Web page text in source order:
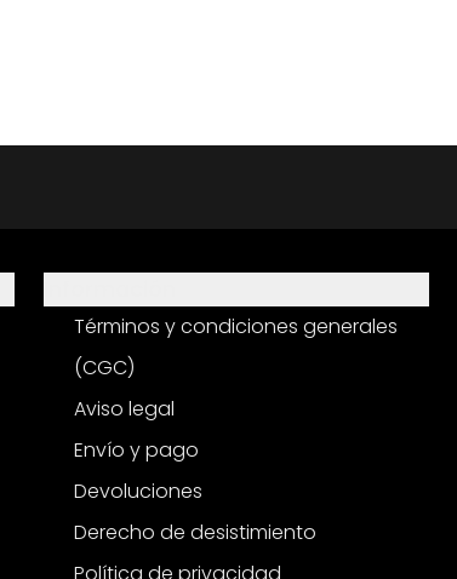
Términos y condiciones generales
(CGC)
Aviso legal
Envío y pago
Devoluciones
Derecho de desistimiento